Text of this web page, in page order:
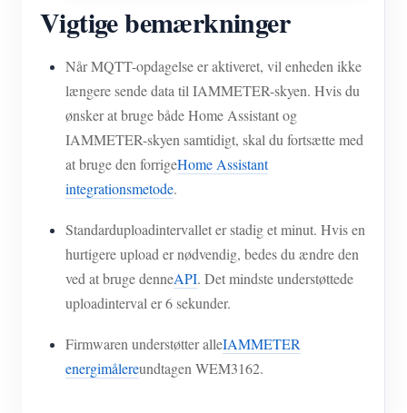
Vigtige bemærkninger
Når MQTT-opdagelse er aktiveret, vil enheden ikke
længere sende data til IAMMETER-skyen. Hvis du
ønsker at bruge både Home Assistant og
IAMMETER-skyen samtidigt, skal du fortsætte med
at bruge den forrigeHome Assistant
integrationsmetode.
Standarduploadintervallet er stadig et minut. Hvis en
hurtigere upload er nødvendig, bedes du ændre den
ved at bruge denneAPI. Det mindste understøttede
uploadinterval er 6 sekunder.
Firmwaren understøtter alleIAMMETER
energimålereundtagen WEM3162.